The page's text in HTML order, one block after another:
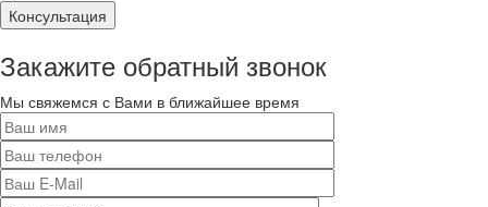
Консультация
Закажите обратный звонок
Мы свяжемся с Вами в ближайшее время